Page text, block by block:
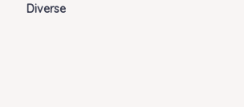
Diverse